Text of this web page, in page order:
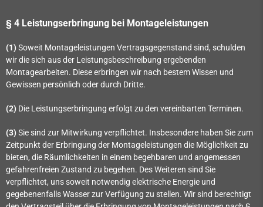
§ 4 Leistungserbringung bei Montageleistungen
(1) Soweit Montageleistungen Vertragsgegenstand sind, schulden
wir die sich aus der Leistungsbeschreibung ergebenden
Montagearbeiten. Diese erbringen wir nach bestem Wissen und
Gewissen persönlich oder durch Dritte.
(2) Die Leistungserbringung erfolgt zu den vereinbarten Terminen.
(3) Sie sind zur Mitwirkung verpflichtet. Insbesondere haben Sie zum
Zeitpunkt der Erbringung der Montageleistungen die Möglichkeit zu
bieten, die Räumlichkeiten in einem begehbaren und angemessen
gefahrenfreien Zustand zu begehen. Des Weiteren sind Sie
verpflichtet, uns soweit notwendig elektrische Energie und
gegebenenfalls Wasser zur Verfügung zu stellen. Wir sind berechtigt